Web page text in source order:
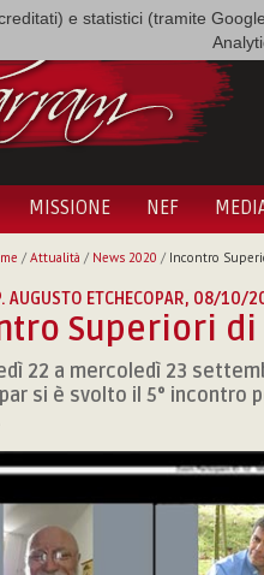
e statistici (tramite
MISSIONE NEF
/ Attualità / News 2020 / Incontro
AUGUSTO ETCHECOPAR, 08/10/
Superiori
22 a mercoledì 23
si è svolto il 5° incontro